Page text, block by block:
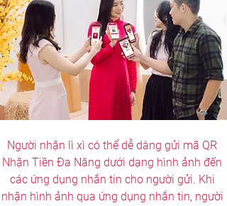
Người nhận lì xì có thể dễ dàng gửi mã QR
Nhận Tiền Đa Năng dưới dạng hình ảnh đến
các ứng dụng nhắn tin cho người gửi. Khi
nhận hình ảnh qua ứng dụng nhắn tin, người